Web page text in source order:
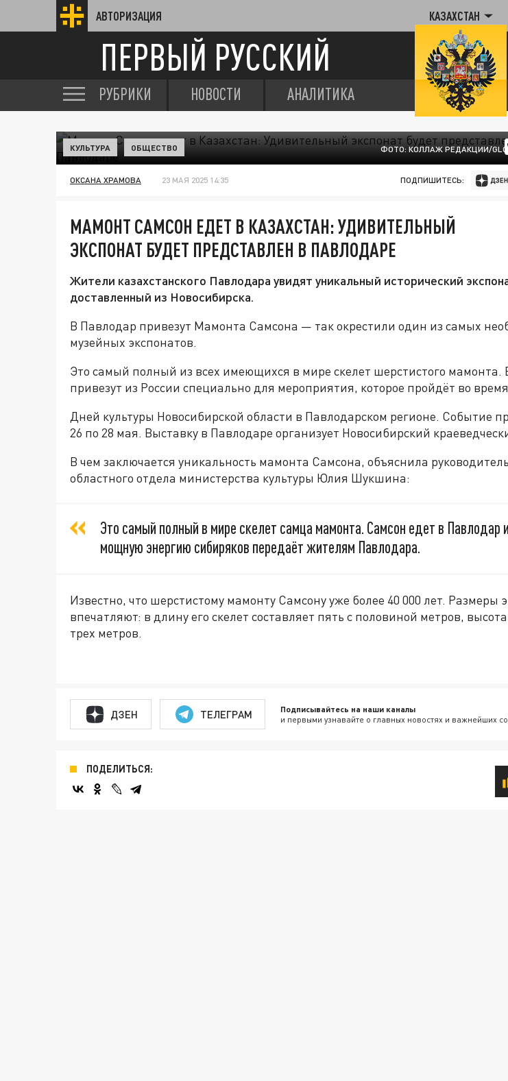
АВТОРИЗАЦИЯ КАЗАХСТАН
ПЕРВЫЙ РУССКИЙ
РУБРИКИ НОВОСТИ АНАЛИТИКА
ФОТО: КОЛЛАЖ РЕДАКЦИИ/
КУЛЬТУРА ОБЩЕСТВО
ОКСАНА ХРАМОВА 23 МАЯ 2025 14:35 ПОДПИШИТЕСЬ:
МАМОНТ САМСОН ЕДЕТ В КАЗАХСТАН: УДИВИТЕЛЬНЫЙ
ЭКСПОНАТ БУДЕТ ПРЕДСТАВЛЕН В ПАВЛОДАРЕ
Жители казахстанского Павлодара увидят уникальный исторический
доставленный из Новосибирска.
В Павлодар привезут Мамонта Самсона — так окрестили один из самых
музейных экспонатов.
Это самый полный из всех имеющихся в мире скелет шерстистого мамонта.
привезут из России специально для мероприятия, которое пройдёт во время
Дней культуры Новосибирской области в Павлодарском регионе. Событие
26 по 28 мая. Выставку в Павлодаре организует Новосибирский
В чем заключается уникальность мамонта Самсона, объяснила руководитель
областного отдела министерства культуры Юлия Шукшина:
Это самый полный в мире скелет самца мамонта. Самсон едет в Павлодар и
мощную энергию сибиряков передаёт жителям Павлодара.
Известно, что шерстистому мамонту Самсону уже более 40 000 лет. Размеры
впечатляют: в длину его скелет составляет пять с половиной метров,
трех метров.
ДЗЕН ТЕЛЕГРАМ Подписывайтесь на наши каналы
и первыми узнавайте о главных новостях и важнейших
ПОДЕЛИТЬСЯ: